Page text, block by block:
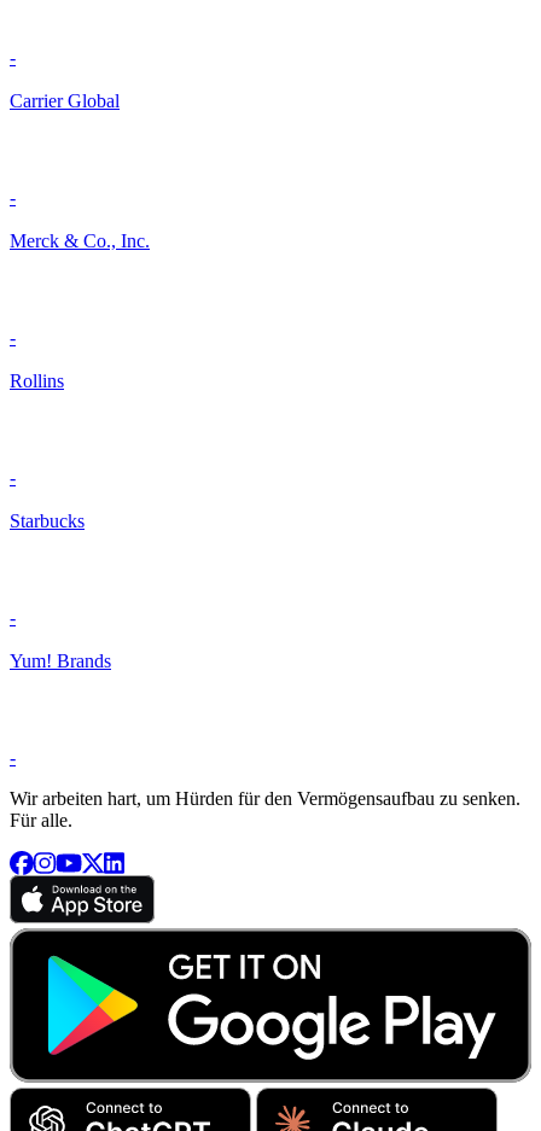
-
Carrier Global
-
Merck & Co., Inc.
-
Rollins
-
Starbucks
-
Yum! Brands
-
Wir arbeiten hart, um Hürden für den Vermögensaufbau zu senken.
Für alle.